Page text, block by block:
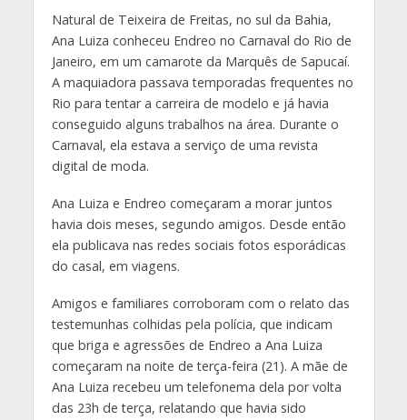
Natural de Teixeira de Freitas, no sul da Bahia,
Ana Luiza conheceu Endreo no Carnaval do Rio de
Janeiro, em um camarote da Marquês de Sapucaí.
A maquiadora passava temporadas frequentes no
Rio para tentar a carreira de modelo e já havia
conseguido alguns trabalhos na área. Durante o
Carnaval, ela estava a serviço de uma revista
digital de moda.
Ana Luiza e Endreo começaram a morar juntos
havia dois meses, segundo amigos. Desde então
ela publicava nas redes sociais fotos esporádicas
do casal, em viagens.
Amigos e familiares corroboram com o relato das
testemunhas colhidas pela polícia, que indicam
que briga e agressões de Endreo a Ana Luiza
começaram na noite de terça-feira (21). A mãe de
Ana Luiza recebeu um telefonema dela por volta
das 23h de terça, relatando que havia sido